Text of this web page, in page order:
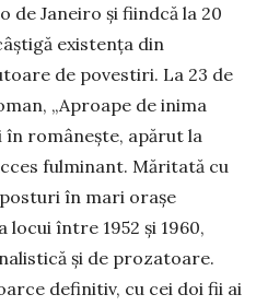
de Janeiro şi fiindcă la 20
existenţa din
de povestiri. La 23 de
„Aproa­pe de inima
în ro­mâneşte, apărut la
fulminant. Măritată cu
în mari oraşe
locui între 1952 şi 1960,
şi de prozatoare.
definitiv, cu cei doi fii ai